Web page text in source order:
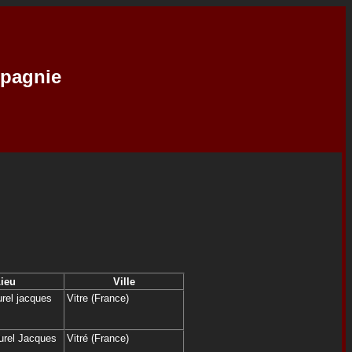
Ville
jacques
Vitre (France)
Jacques
Vitré (France)